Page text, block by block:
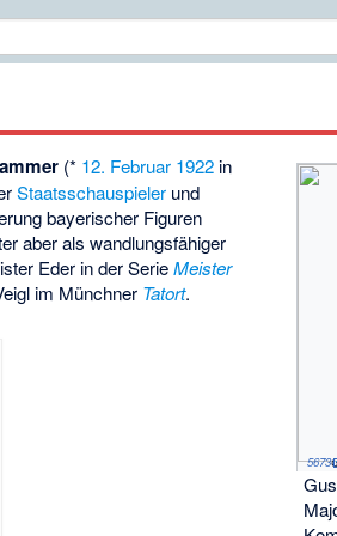
57-3 Nr. 5673
(* 12. Februar 1922 in
Staatsschauspieler und
bayerischer Figuren
aber als wandlungsfähiger
Eder in der SerieMeister
im Münchner Tatort.